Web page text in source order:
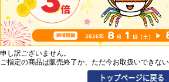
申し訳ございません。
ご指定の商品は販売終了か、ただ今お取扱いできない